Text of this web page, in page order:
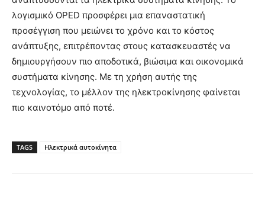
λογισμικό OPED προσφέρει μια επαναστατική
προσέγγιση που μειώνει το χρόνο και το κόστος
ανάπτυξης, επιτρέποντας στους κατασκευαστές να
δημιουργήσουν πιο αποδοτικά, βιώσιμα και οικονομικά
συστήματα κίνησης. Με τη χρήση αυτής της
τεχνολογίας, το μέλλον της ηλεκτροκίνησης φαίνεται
πιο καινοτόμο από ποτέ.
TAGS Ηλεκτρικά αυτοκίνητα